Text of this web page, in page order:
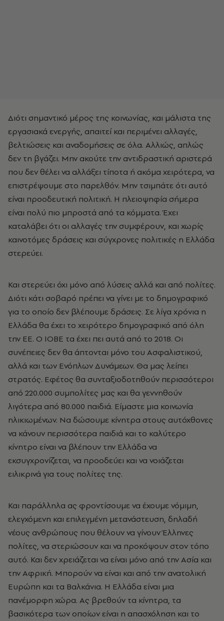
Διότι σημαντικό μέρος της κοινωνίας, και μάλιστα της
εργασιακά ενεργής, απαιτεί και περιμένει αλλαγές,
βελτιώσεις και αναδομήσεις σε όλα. Αλλιώς, απλώς
δεν τη βγάζει. Μην ακούτε την αντιδραστική αριστερά
που δεν θέλει να αλλάξει τίποτα ή ακόμα χειρότερα, να
επιστρέψουμε στο παρελθόν. Μην τσιμπάτε ότι αυτό
είναι προοδευτική πολιτική. Η πλειοψηφία σήμερα
είναι πολύ πιο μπροστά από τα κόμματα. Έχει
καταλάβει ότι οι αλλαγές την συμφέρουν, και χωρίς
καινοτόμες δράσεις και σύγχρονες πολιτικές η Ελλάδα
στερεύει.
Και στερεύει όχι μόνο από λύσεις αλλά και από πολίτες.
Διότι κάτι σοβαρό πρέπει να γίνει με το δημογραφικό
για το οποίο δεν βλέπουμε δράσεις. Σε λίγα χρόνια η
Ελλάδα θα έχει το χειρότερο δημογραφικό από όλη
την ΕΕ. Ο ΙΟΒΕ τα έχει πει αυτά από το 2018. Οι
συνέπειες δεν θα άπτονται μόνο του Ασφαλιστικού,
αλλά και των Ενόπλων Δυνάμεων. Θα μας λείπει
στρατός. Εφέτος θα συνταξιοδοτηθούν περισσότεροι
από 220.000 συμπολίτες μας και θα γεννηθούν
λιγότερα από 80.000 παιδιά. Είμαστε μια κοινωνία
ηλικιωμένων. Να δώσουμε κίνητρα στους αυτόχθονες
να κάνουν περισσότερα παιδιά και το καλύτερο
κίνητρο είναι να βλέπουν την Ελλάδα να
εκσυγχρονίζεται, να προοδεύει και να νοιάζεται
ειλικρινά για τους πολίτες της.
Και παράλληλα ας φροντίσουμε να έχουμε νόμιμη,
ελεγχόμενη και επιλεγμένη μετανάστευση, δηλαδή
νέους ανθρώπους που θέλουν να γίνουν Έλληνες
πολίτες, να στεριώσουν και να προκόψουν στον τόπο
αυτό. Και δεν χρειάζεται να είναι μόνο από την Ασία και
την Αφρική. Μπορούν να είναι και από την ανατολική
Ευρώπη και τα Βαλκάνια. Η Ελλάδα είναι μια
πανέμορφη χώρα. Ας βρεθούν τα κίνητρα, τα
βασικότερα των οποίων είναι η απασχόληση και το